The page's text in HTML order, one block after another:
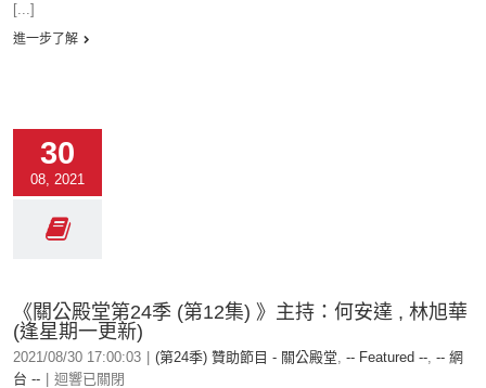
[...]
進一步了解
30
08, 2021
《關公殿堂第24季 (第12集) 》主持：何安達 , 林旭華
(逢星期一更新)
2021/08/30 17:00:03 (第24季) 贊助節目 - 關公殿堂, -- Featured --, -- 網
台 --
迴響已關閉